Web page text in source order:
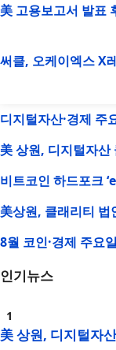
美 고용보고서 발표
써클, 오케이엑스 X
디지털자산·경제 주
美 상원, 디지털자산
비트코인 하드포크
美상원, 클래리티 법
8월 코인·경제 주요
인기뉴스
美 상원, 디지털자